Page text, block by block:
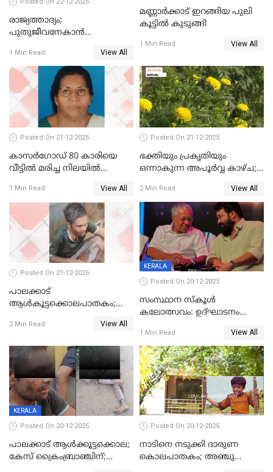
രാജ്യത്താദ്യം;
പുതുജീവനേകാൻ
എറണാകുളം സർക്കാർ
ജനറൽ
ആശുപത്രിയിലെത്തിച്ചു
1 Min Read View All
മണ്ണാർക്കാട് ഇറങ്ങിയ പുലി
കൂട്ടിൽ കുടുങ്ങി
1 Min Read View All
Posted On 21-12-2025
കാസർഗോഡ് 80 കാരിയെ
വീട്ടിൽ മരിച്ച നിലയിൽ
1 Min Read View All
Posted On 21-12-2025
ഭക്തിയും പ്രകൃതിയും
ഒന്നാകുന്ന അപൂര്‍വ്വ കാഴ്ച;
കാഴ്ചാനുഭവമൊരുക്കി
ശബരീ നന്ദനം
2 Min Read View All
Posted On 21-12-2025
പാലക്കാട്‌
ആൾകൂട്ടക്കൊലപാതകം;
ഊർജ്ജിതമാക്കിമാക്കി
2 Min Read View All
KERALA
Posted On 20-12-2025
സംസ്ഥാന സ്കൂൾ
കലോത്സവം: ഉദ്ഘാടനം
മുഖ്യാതിഥിയായി
മോഹൻലാൽ
1 Min Read View All
KERALA
Posted On 20-12-2025
പാലക്കാട് ആൾക്കൂട്ടക്കൊല;
കേസ് ക്രൈംബ്രാഞ്ചിന്;
Posted On 20-12-2025
നാടിനെ നടുക്കി ദാരുണ
കൊലപാതകം; അഞ്ചു